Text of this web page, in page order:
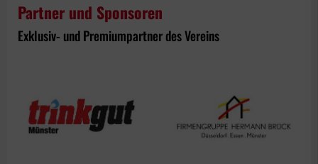
Partner und Sponsoren
Exklusiv- und Premiumpartner des Vereins